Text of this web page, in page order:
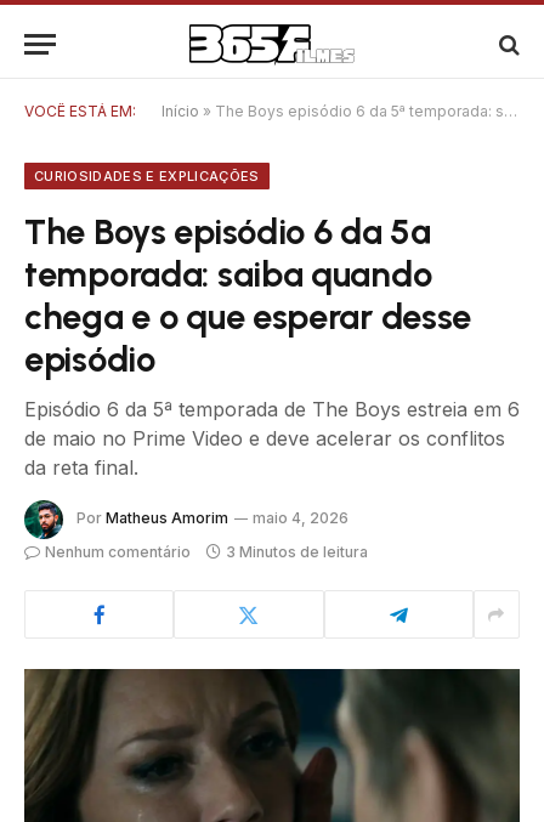
VOCÊ ESTÁ EM: Início » The Boys episódio 6 da 5ª temporada: saiba quando chega e o que esperar desse episódio
CURIOSIDADES E EXPLICAÇÕES
The Boys episódio 6 da 5ª
temporada: saiba quando
chega e o que esperar desse
episódio
Episódio 6 da 5ª temporada de The Boys estreia em 6
de maio no Prime Video e deve acelerar os conflitos
da reta final.
Por Matheus Amorim
maio 4, 2026
Nenhum comentário
3 Minutos de leitura